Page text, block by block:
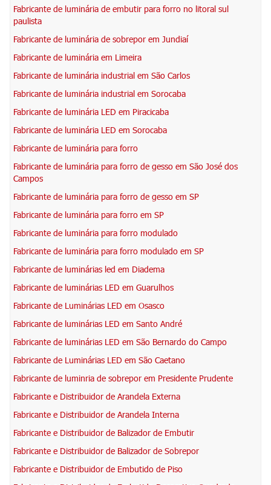
Fabricante de luminária de embutir para forro no litoral sul
paulista
Fabricante de luminária de sobrepor em Jundiaí
Fabricante de luminária em Limeira
Fabricante de luminária industrial em São Carlos
Fabricante de luminária industrial em Sorocaba
Fabricante de luminária LED em Piracicaba
Fabricante de luminária LED em Sorocaba
Fabricante de luminária para forro
Fabricante de luminária para forro de gesso em São José dos
Campos
Fabricante de luminária para forro de gesso em SP
Fabricante de luminária para forro em SP
Fabricante de luminária para forro modulado
Fabricante de luminária para forro modulado em SP
Fabricante de luminárias led em Diadema
Fabricante de luminárias LED em Guarulhos
Fabricante de Luminárias LED em Osasco
Fabricante de luminárias LED em Santo André
Fabricante de luminárias LED em São Bernardo do Campo
Fabricante de Luminárias LED em São Caetano
Fabricante de luminria de sobrepor em Presidente Prudente
Fabricante e Distribuidor de Arandela Externa
Fabricante e Distribuidor de Arandela Interna
Fabricante e Distribuidor de Balizador de Embutir
Fabricante e Distribuidor de Balizador de Sobrepor
Fabricante e Distribuidor de Embutido de Piso